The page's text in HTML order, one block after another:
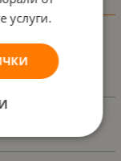
услуги.